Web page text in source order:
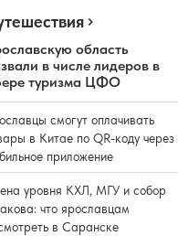
область
в числе лидеров в
туризма ЦФО
смогут оплачивать
в Китае по QR-коду через
приложение
уровня КХЛ, МГУ и собор
что ярославцам
в Саранске